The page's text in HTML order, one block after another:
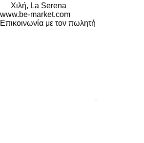
Χιλή, La Serena
www.be-market.com
Επικοινωνία με τον πωλητή